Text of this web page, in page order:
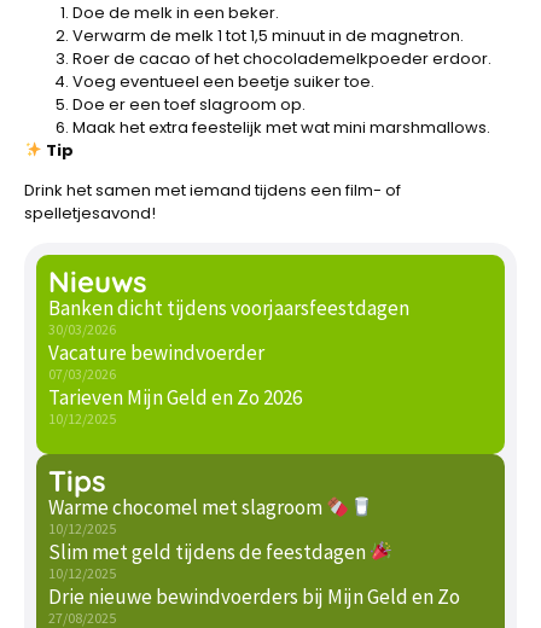
Doe de melk in een beker.
Verwarm de melk 1 tot 1,5 minuut in de magnetron.
Roer de cacao of het chocolademelkpoeder erdoor.
Voeg eventueel een beetje suiker toe.
Doe er een toef slagroom op.
Maak het extra feestelijk met wat mini marshmallows.
Tip
Drink het samen met iemand tijdens een film- of
spelletjesavond!
Nieuws
Banken dicht tijdens voorjaarsfeestdagen
30/03/2026
Vacature bewindvoerder
07/03/2026
Tarieven Mijn Geld en Zo 2026
10/12/2025
Tips
Warme chocomel met slagroom
10/12/2025
Slim met geld tijdens de feestdagen
10/12/2025
Drie nieuwe bewindvoerders bij Mijn Geld en Zo
27/08/2025